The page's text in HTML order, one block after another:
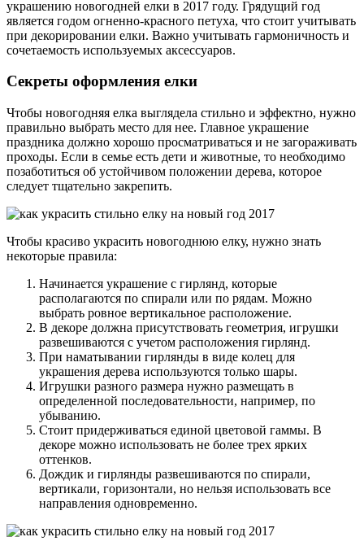
украшению новогодней елки в 2017 году. Грядущий год
является годом огненно-красного петуха, что стоит учитывать
при декорировании елки. Важно учитывать гармоничность и
сочетаемость используемых аксессуаров.
Секреты оформления елки
Чтобы новогодняя елка выглядела стильно и эффектно, нужно
правильно выбрать место для нее. Главное украшение
праздника должно хорошо просматриваться и не загораживать
проходы. Если в семье есть дети и животные, то необходимо
позаботиться об устойчивом положении дерева, которое
следует тщательно закрепить.
Чтобы красиво украсить новогоднюю елку, нужно знать
некоторые правила:
Начинается украшение с гирлянд, которые
располагаются по спирали или по рядам. Можно
выбрать ровное вертикальное расположение.
В декоре должна присутствовать геометрия, игрушки
развешиваются с учетом расположения гирлянд.
При наматывании гирлянды в виде колец для
украшения дерева используются только шары.
Игрушки разного размера нужно размещать в
определенной последовательности, например, по
убыванию.
Стоит придерживаться единой цветовой гаммы. В
декоре можно использовать не более трех ярких
оттенков.
Дождик и гирлянды развешиваются по спирали,
вертикали, горизонтали, но нельзя использовать все
направления одновременно.